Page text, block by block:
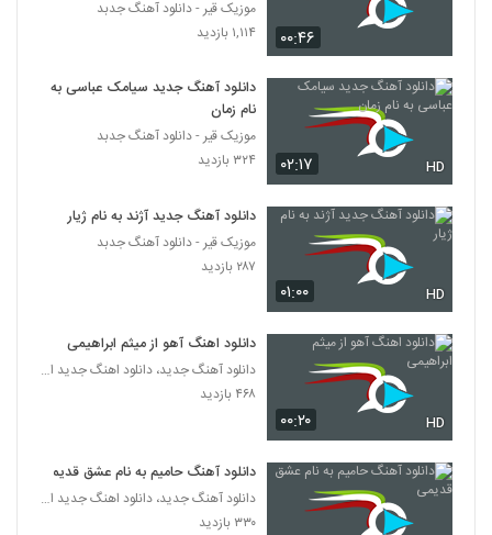
مهدی صمدی آهنگ تصمیم
429
Behzad Sadeghi Be Yad Naser
۳۲۲ بازدید
سعید نجفی آهنگ عطر تنت
431
دانلود آهنگ جدید و زیبای چار بند با نام جوگیر
432
Ista Adamestan Lahzeha
۳۰۹ بازدید
موزیک زیبای به خودت بیا یکم از آرمین
۰۰:۴۶
موزیک قیر - دانلود آهنگ جدبد
۱,۱۱۴ بازدید
۰۲:۱۷ HD
دانلود آهنگ جدید سیامک عباسی به
نام زمان
موزیک قیر - دانلود آهنگ جدبد
۳۲۴ بازدید
۰۱:۰۰ HD
دانلود آهنگ جدید آژند به نام ژیار
موزیک قیر - دانلود آهنگ جدبد
۲۸۷ بازدید
۰۰:۲۰ HD
دانلود اهنگ آهو از میثم ابراهیمی
دانلود آهنگ جدید، دانلود اهنگ جدید ایرانی
۴۶۸ بازدید
دانلود آهنگ حامیم به نام عشق قدیمی
دانلود آهنگ جدید، دانلود اهنگ جدید ایرانی
۳۳۰ بازدید